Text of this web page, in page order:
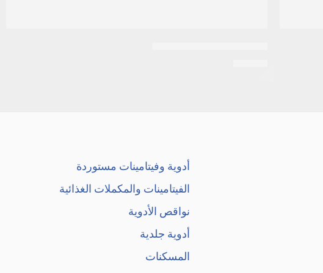
أدوية وفيتامينات مستوردة
الفيتامينات والمكملات الغذائية
نواقص الأدوية
أدوية جلدية
المسكنات